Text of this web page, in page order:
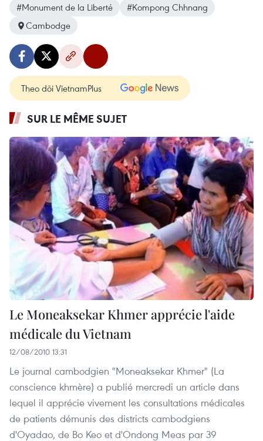
#Monument de la Liberté
#Kompong Chhnang
Cambodge
Theo dõi VietnamPlus
SUR LE MÊME SUJET
Le Moneaksekar Khmer apprécie l'aide
médicale du Vietnam
12/08/2010 13:31
Le journal cambodgien "Moneaksekar Khmer" (La
conscience khmère) a publié mercredi un article dans
lequel il apprécie vivement les consultations médicales
de patients démunis des districts cambodgiens
d'Oyadao, de Bo Keo et d'Ondong Meas par 39